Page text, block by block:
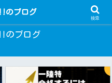
過去問アプリ
のブログ
のブログ
検索